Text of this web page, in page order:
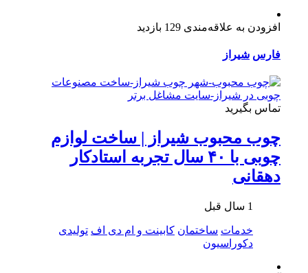
افزودن به علاقه‌مندی 129 بازدید
فارس شیراز
تماس بگیرید
چوب محبوب شیراز | ساخت لوازم
چوبی با ۴۰ سال تجربه استادکار
دهقانی
1 سال قبل
خدمات ساختمان کابینت و ام دی اف تولیدی
دکوراسیون